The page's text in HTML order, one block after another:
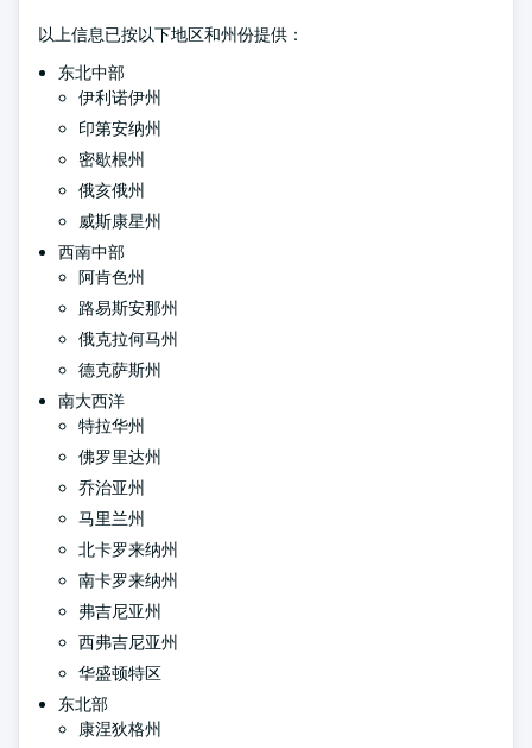
以上信息已按以下地区和州份提供：
东北中部
伊利诺伊州
印第安纳州
密歇根州
俄亥俄州
威斯康星州
西南中部
阿肯色州
路易斯安那州
俄克拉何马州
德克萨斯州
南大西洋
特拉华州
佛罗里达州
乔治亚州
马里兰州
北卡罗来纳州
南卡罗来纳州
弗吉尼亚州
西弗吉尼亚州
华盛顿特区
东北部
康涅狄格州